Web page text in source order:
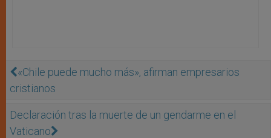
«Chile puede mucho más», afirman empresarios
cristianos
Declaración tras la muerte de un gendarme en el
Vaticano